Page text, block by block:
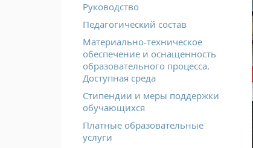
Руководство
Педагогический состав
Материально-техническое
обеспечение и оснащенность
образовательного процесса.
Доступная среда
Стипендии и меры поддержки
обучающихся
Платные образовательные
услуги